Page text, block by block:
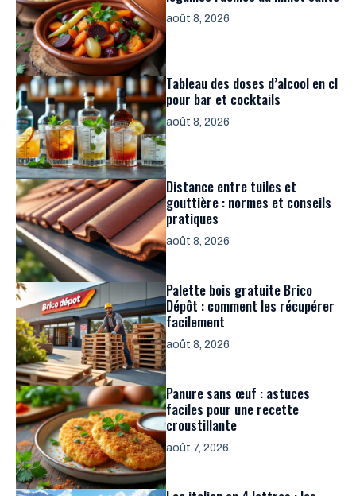
août 8, 2026
Tableau des doses d’alcool en cl
pour bar et cocktails
août 8, 2026
Distance entre tuiles et
gouttière : normes et conseils
pratiques
août 8, 2026
Palette bois gratuite Brico
Dépôt : comment les récupérer
facilement
août 8, 2026
Panure sans œuf : astuces
faciles pour une recette
croustillante
août 7, 2026